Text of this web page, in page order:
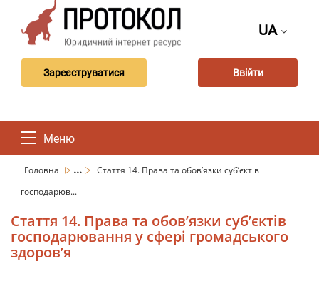
UA
Зареєструватися Ввійти
Меню
Головна ...
Стаття 14. Права та обов’язки суб’єктів
господарюв...
Стаття 14. Права та обов’язки суб’єктів
господарювання у сфері громадського
здоров’я